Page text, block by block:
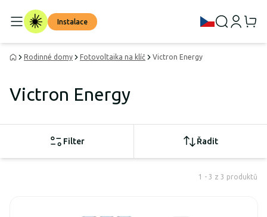
Instalace
Rodinné domy Fotovoltaika na klíč Victron Energy
Victron Energy
Filter Řadit
1 - 3 z 3 produktů